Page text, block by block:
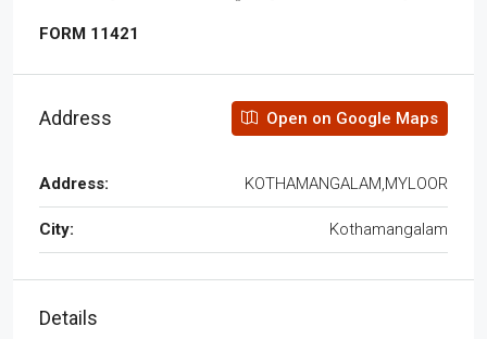
FORM 11421
Address Open on Google Maps
Address: KOTHAMANGALAM,MYLOOR
City: Kothamangalam
Details